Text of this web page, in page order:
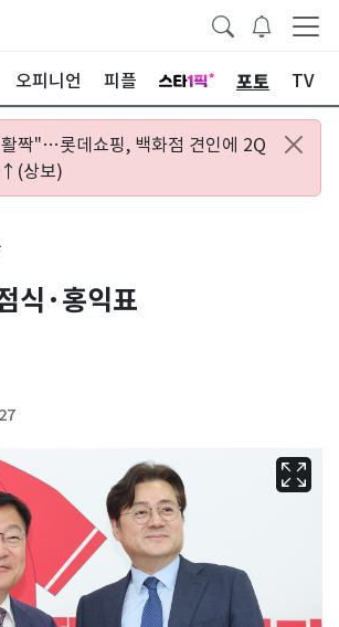
오피니언 피플 포토 TV
짝"…롯데쇼핑, 백화점 견인에 2Q
↑(상보)
식·홍익표